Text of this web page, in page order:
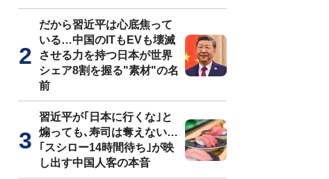
だから習近平は心底焦って
いる…中国のITもEVも壊滅
させる力を持つ日本が世界
シェア8割を握る"素材"の名
前
習近平が｢日本に行くな｣と
煽っても､寿司は奪えない…
｢スシロー14時間待ち｣が映
し出す中国人客の本音